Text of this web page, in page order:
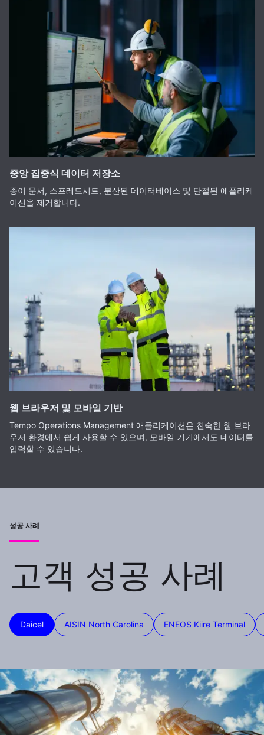
중앙 집중식 데이터 저장소
종이 문서, 스프레드시트, 분산된 데이터베이스 및 단절된 애플리케
이션을 제거합니다.
웹 브라우저 및 모바일 기반
Tempo Operations Management 애플리케이션은 친숙한 웹 브라
우저 환경에서 쉽게 사용할 수 있으며, 모바일 기기에서도 데이터를
입력할 수 있습니다.
성공 사례
고객 성공 사례
Daicel AISIN North Carolina ENEOS Kiire Terminal